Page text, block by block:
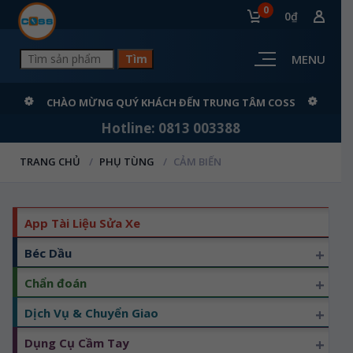
0 0₫
MENU
CHÀO MỪNG QUÝ KHÁCH ĐẾN TRUNG TÂM COSS
Hotline: 0813 003388
TRANG CHỦ PHỤ TÙNG CẢM BIẾN
App Tài Liệu Sửa Xe
Béc Dầu
+
Chẩn đoán +
Dịch Vụ & Chuyển Giao +
Dụng Cụ Cầm Tay +